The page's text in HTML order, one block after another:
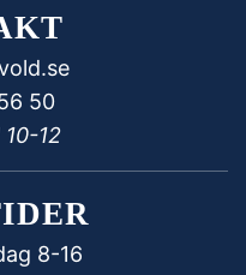
50
12
8-16